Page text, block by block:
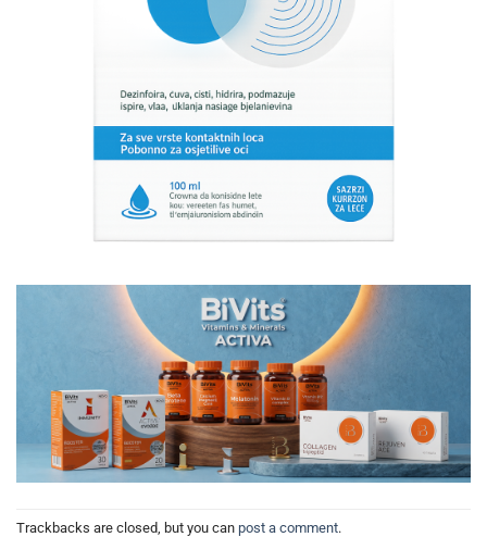
Trackbacks are closed, but you can post a comment.